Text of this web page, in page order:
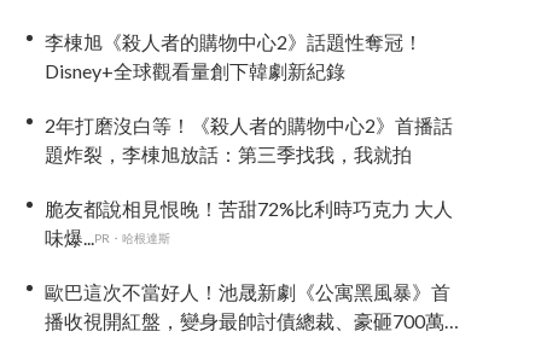
李棟旭《殺人者的購物中心2》話題性奪冠！
Disney+全球觀看量創下韓劇新紀錄
2年打磨沒白等！《殺人者的購物中心2》首播話
題炸裂，李棟旭放話：第三季找我，我就拍
脆友都說相見恨晚！苦甜72%比利時巧克力 大人
味爆...PR・哈根達斯
歐巴這次不當好人！池晟新劇《公寓黑風暴》首
播收視開紅盤，變身最帥討債總裁、豪砸700萬娶